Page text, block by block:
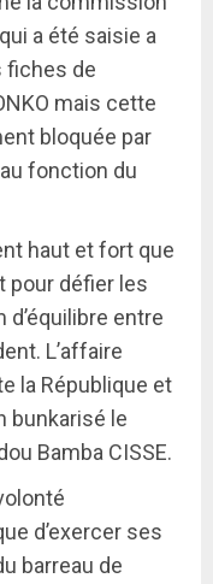
a été saisie a
fiches de
mais cette
bloquée par
fonction du
haut et fort que
pour défier les
entre
L’affaire
la République et
bunkarisé le
Bamba CISSE.
d’exercer ses
barreau de